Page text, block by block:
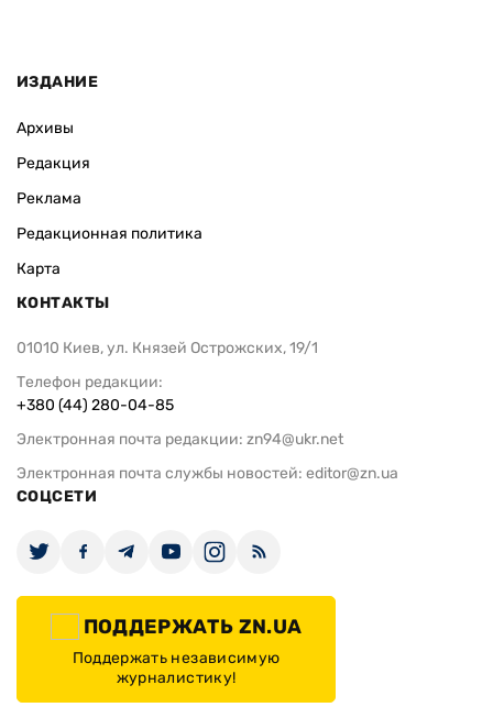
ИЗДАНИЕ
Архивы
Редакция
Реклама
Редакционная политика
Карта
КОНТАКТЫ
01010 Киев, ул. Князей Острожских, 19/1
Телефон редакции:
+380 (44) 280-04-85
Электронная почта редакции: zn94@ukr.net
Электронная почта службы новостей: editor@zn.ua
СОЦСЕТИ
ПОДДЕРЖАТЬ ZN.UA
Поддержать независимую
журналистику!